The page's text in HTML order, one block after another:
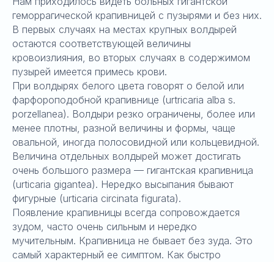
геморрагической крапивницей с пузырями и без них.
В первых случаях на местах крупных волдырей
остаются соответствующей величины
кровоизлияния, во вторых случаях в содержимом
пузырей имеется примесь крови.
При волдырях белого цвета говорят о белой или
фарфороподобной крапивнице (urtricaria alba s.
porzellanea). Волдыри резко ограничены, более или
менее плотны, разной величины и формы, чаще
овальной, иногда полосовидной или кольцевидной.
Величина отдельных волдырей может достигать
очень большого размера — гигантская крапивница
(urticaria gigantea). Нередко высыпания бывают
фигурные (urticaria circinata figurata).
Появление крапивницы всегда сопровождается
зудом, часто очень сильным и нередко
мучительным. Крапивница не бывает без зуда. Это
самый характерный ее симптом. Как быстро